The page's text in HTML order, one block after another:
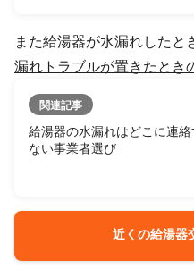
また給湯器が水漏れしたと
漏れトラブルが置きたとき
関連記事
給湯器の水漏れはどこに連
ない事業者選び
近くの給湯器